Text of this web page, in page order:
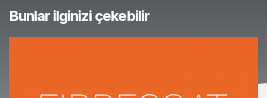
Bunlar ilginizi çekebilir